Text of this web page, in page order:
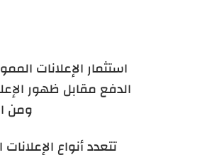
استثمار الإعلانات
الدفع مقابل ظهور
ومن
تتعدد أنواع